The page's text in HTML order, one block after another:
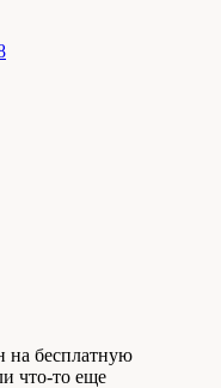
на бесплатную
что-то еще